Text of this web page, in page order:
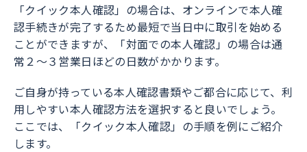
「クイック本人確認」の場合は、オンラインで本人確
認手続きが完了するため最短で当日中に取引を始める
ことができますが、「対面での本人確認」の場合は通
常２〜３営業日ほどの日数がかかります。
ご自身が持っている本人確認書類やご都合に応じて、利
用しやすい本人確認方法を選択すると良いでしょう。
ここでは、「クイック本人確認」の手順を例にご紹介
します。